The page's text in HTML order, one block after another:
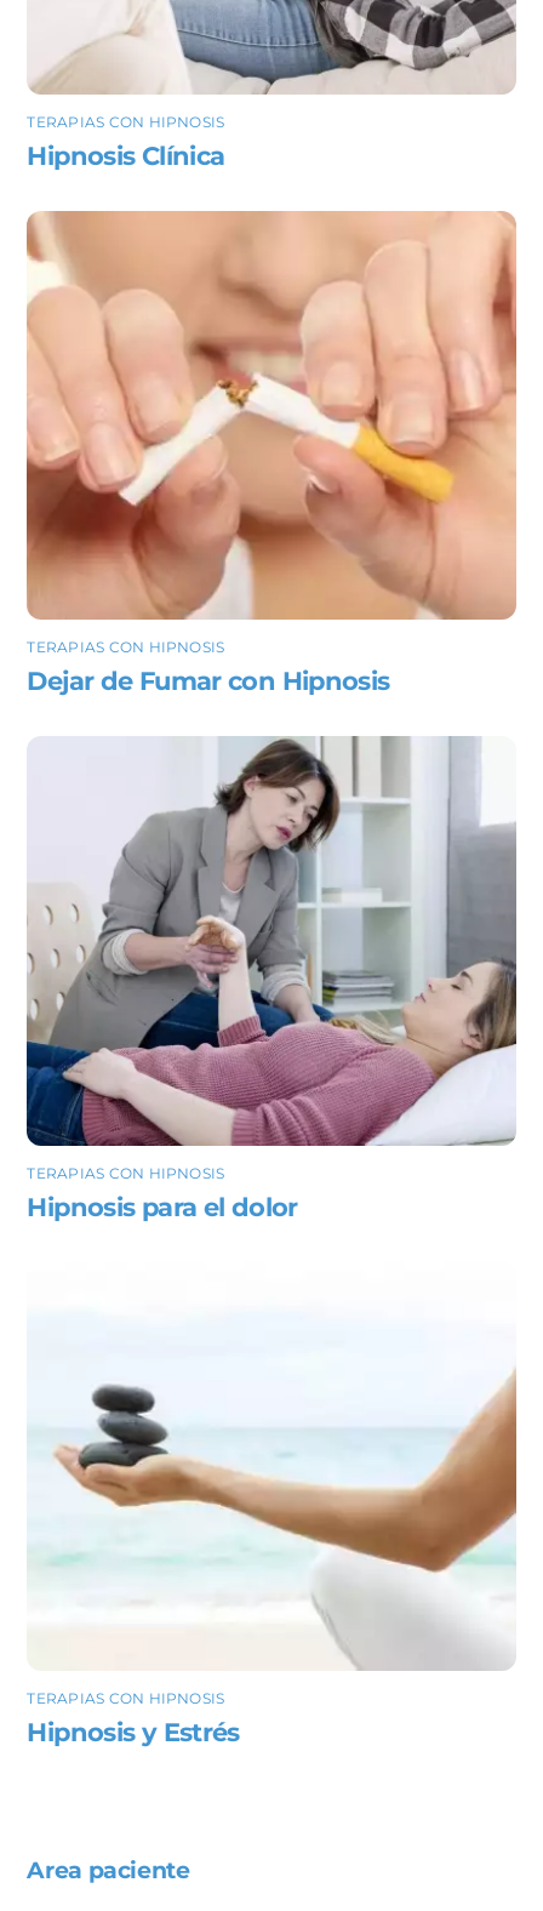
TERAPIAS CON HIPNOSIS
Hipnosis Clínica
TERAPIAS CON HIPNOSIS
Dejar de Fumar con Hipnosis
TERAPIAS CON HIPNOSIS
Hipnosis para el dolor
TERAPIAS CON HIPNOSIS
Hipnosis y Estrés
Area paciente